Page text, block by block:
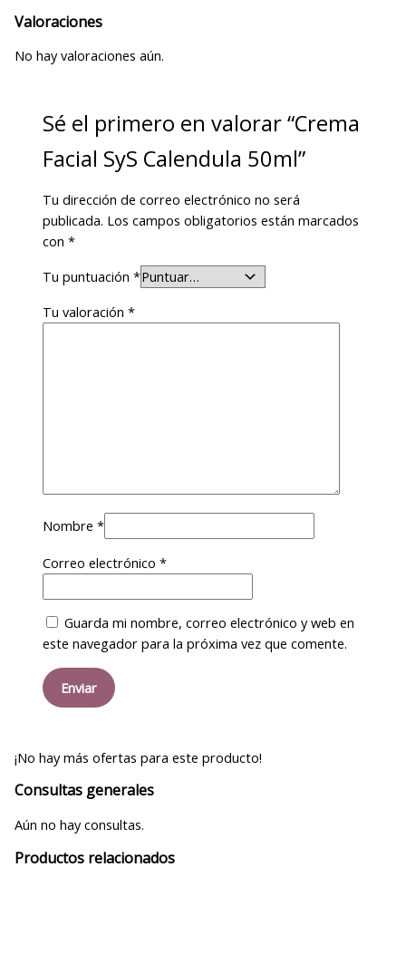
Valoraciones
No hay valoraciones aún.
Sé el primero en valorar “Crema
Facial SyS Calendula 50ml”
Tu dirección de correo electrónico no será
publicada. Los campos obligatorios están marcados
con*
Tu puntuación*
Tu valoración*
Nombre*
Correo electrónico*
Guarda mi nombre, correo electrónico y web en
este navegador para la próxima vez que comente.
¡No hay más ofertas para este producto!
Consultas generales
Aún no hay consultas.
Productos relacionados